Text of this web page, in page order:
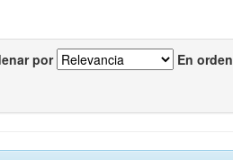
por En orden